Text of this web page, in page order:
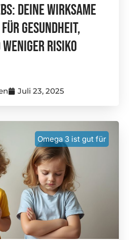
Deine Wirksame
Gesundheit,
Risiko
Juli 23, 2025
Omega 3 ist gut für